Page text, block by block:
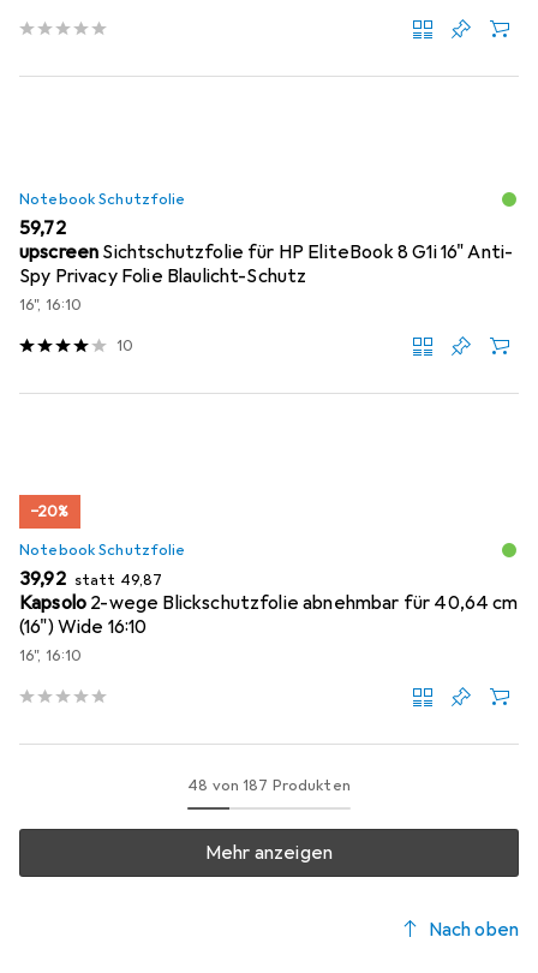
Notebook Schutzfolie
EUR
59,72
upscreen Sichtschutzfolie für HP EliteBook 8 G1i 16" Anti-
Spy Privacy Folie Blaulicht-Schutz
16", 16:10
10
−20%
Notebook Schutzfolie
EUR
39,92 statt EUR
49,87
Kapsolo 2-wege Blickschutzfolie abnehmbar für 40,64 cm
(16") Wide 16:10
16", 16:10
48 von 187 Produkten
Mehr anzeigen
Nach oben